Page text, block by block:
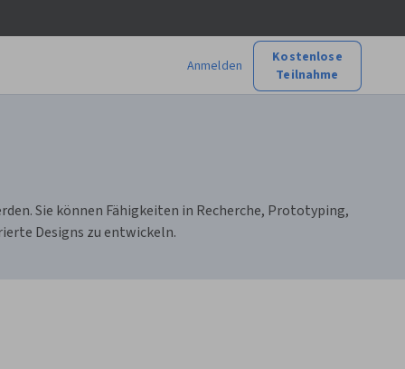
Anmelden
Kostenlose
Teilnahme
Sie können Fähigkeiten in Recherche, Prototyping,
Designs zu entwickeln.